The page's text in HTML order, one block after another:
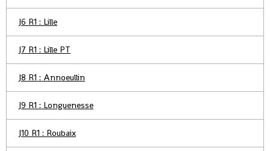
J6 R1 : Lille
J7 R1 : Lille PT
J8 R1 : Annoeullin
J9 R1 : Longuenesse
J10 R1 : Roubaix